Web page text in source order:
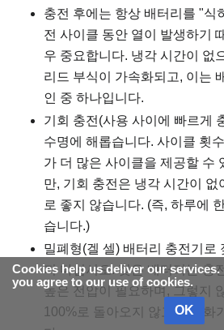
충전 후에는 항상 배터리를 "식
전 사이클 동안 열이 발생하기
우 중요합니다. 냉각 시간이 없
리드 부식이 가속화되고, 이는
인 중 하나입니다.
기회 충전(사용 사이에 빠르게
수명에 해롭습니다. 사이클 횟
가 더 많은 사이클을 제공할 수
만, 기회 충전은 냉각 시간이 없
로 좋지 않습니다. (즉, 하루에
습니다.)
밀폐형(겔 셀) 배터리 충전기로
지 마십시오. 젖은 배터리는 충
높은 전압이 필요하며, 그렇지
100%로 돌아오지 않고 황산화
Cookies help us deliver our
you agree to our use of cookies.
OK